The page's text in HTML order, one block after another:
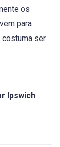
os
para
ser
Ipswich